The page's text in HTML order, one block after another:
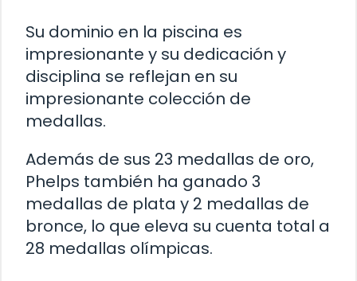
Su dominio en la piscina es
impresionante y su dedicación y
disciplina se reflejan en su
impresionante colección de
medallas.
Además de sus 23 medallas de oro,
Phelps también ha ganado 3
medallas de plata y 2 medallas de
bronce, lo que eleva su cuenta total a
28 medallas olímpicas.